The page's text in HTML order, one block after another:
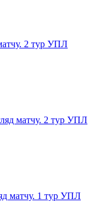
2 тур УПЛ
матчу. 2 тур УПЛ
матчу. 1 тур УПЛ